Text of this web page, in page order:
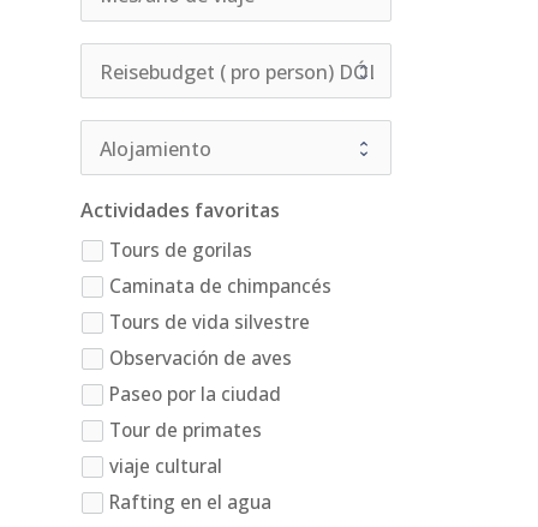
Actividades favoritas
Tours de gorilas
Caminata de chimpancés
Tours de vida silvestre
Observación de aves
Paseo por la ciudad
Tour de primates
viaje cultural
Rafting en el agua